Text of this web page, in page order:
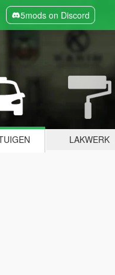
5mods on Discord
LAKWERK